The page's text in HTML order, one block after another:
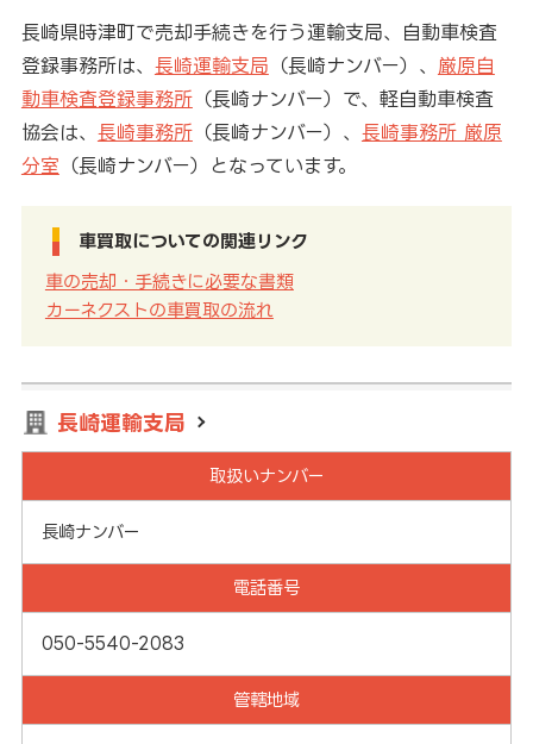
長崎県時津町で売却手続きを行う運輸支局、自動車検査
登録事務所は、 長崎運輸支局 （長崎ナンバー）、 厳原自
動車検査登録事務所（長崎ナンバー）で、軽自動車検査
協会は、 長崎事務所（長崎ナンバー）、 長崎事務所 厳原
分室 （長崎ナンバー）となっています。
車買取についての関連リンク
車の売却・手続きに必要な書類
カーネクストの車買取の流れ
長崎運輸支局
取扱いナンバー
長崎ナンバー
電話番号
050-5540-2083
管轄地域